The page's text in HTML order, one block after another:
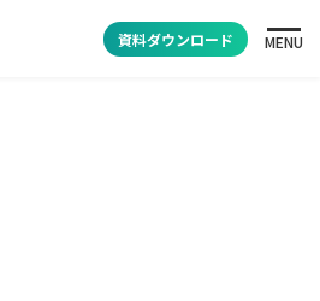
資料ダウンロード MENU